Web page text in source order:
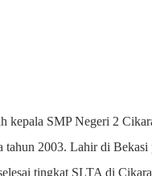
kepala SMP Negeri 2
2003. Lahir di Bekasi
tingkat SLTA di